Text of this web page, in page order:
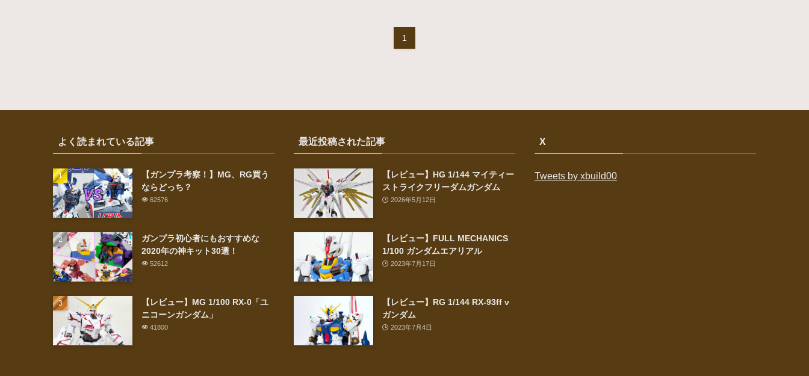
1
よく読まれている記事
【ガンプラ考察！】MG、RG買う
ならどっち？
62576
ガンプラ初心者にもおすすめな
2020年の神キット30選！
52612
【レビュー】MG 1/100 RX-0「ユ
ニコーンガンダム」
41800
最近投稿された記事
【レビュー】HG 1/144 マイティー
ストライクフリーダムガンダム
2026年5月12日
【レビュー】FULL MECHANICS
1/100 ガンダムエアリアル
2023年7月17日
【レビュー】RG 1/144 RX-93ff ν
ガンダム
2023年7月4日
X
Tweets by xbuild00